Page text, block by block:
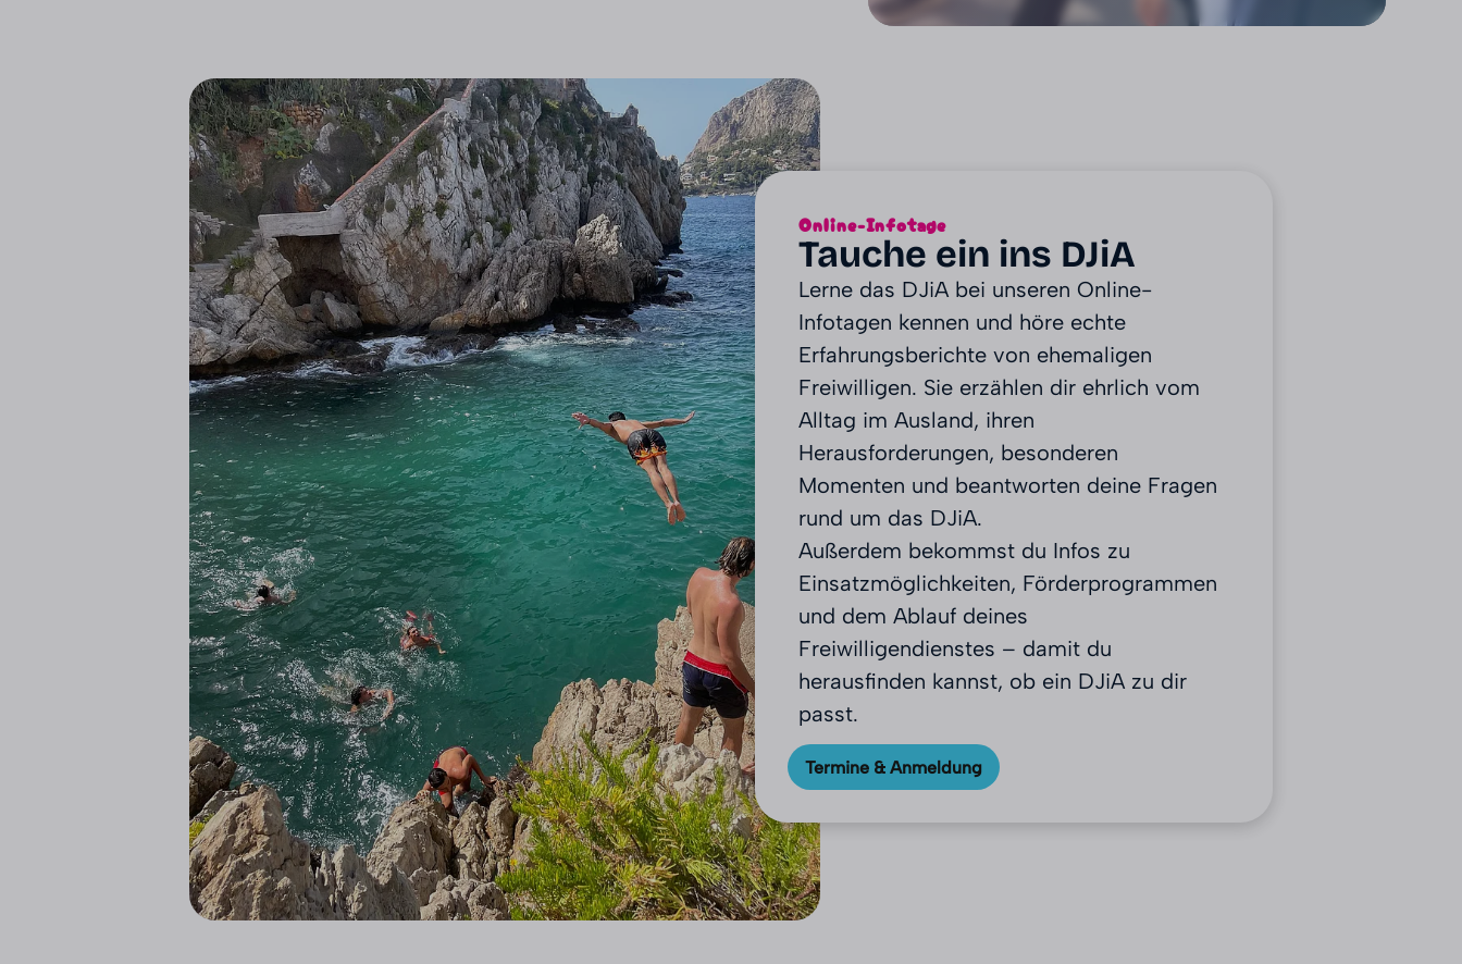
Online-Infotage
Tauche ein ins DJiA
Lerne das DJiA bei unseren Online-
Infotagen kennen und höre echte
Erfahrungsberichte von ehemaligen
Freiwilligen. Sie erzählen dir ehrlich vom
Alltag im Ausland, ihren
Herausforderungen, besonderen
Momenten und beantworten deine Fragen
rund um das DJiA.
Außerdem bekommst du Infos zu
Einsatzmöglichkeiten, Förderprogrammen
und dem Ablauf deines
Freiwilligendienstes – damit du
herausfinden kannst, ob ein DJiA zu dir
passt.
Termine & Anmeldung